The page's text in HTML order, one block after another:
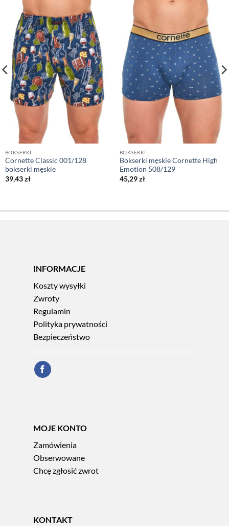
BOKSERKI
Cornette Classic 001/128
bokserki męskie
39,43zł
BOKSERKI
Bokserki męskie Cornette High
Emotion 508/129
45,29zł
INFORMACJE
Koszty wysyłki
Zwroty
Regulamin
Polityka prywatności
Bezpieczeństwo
MOJE KONTO
Zamówienia
Obserwowane
Chcę zgłosić zwrot
KONTAKT